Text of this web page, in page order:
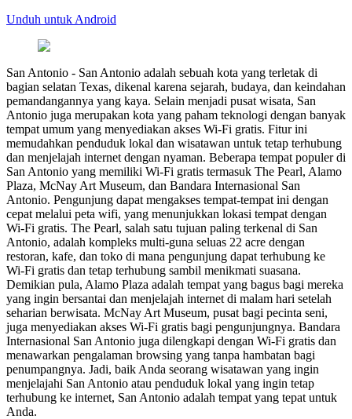
Unduh untuk Android
San Antonio - San Antonio adalah sebuah kota yang terletak di
bagian selatan Texas, dikenal karena sejarah, budaya, dan keindahan
pemandangannya yang kaya. Selain menjadi pusat wisata, San
Antonio juga merupakan kota yang paham teknologi dengan banyak
tempat umum yang menyediakan akses Wi-Fi gratis. Fitur ini
memudahkan penduduk lokal dan wisatawan untuk tetap terhubung
dan menjelajah internet dengan nyaman. Beberapa tempat populer di
San Antonio yang memiliki Wi-Fi gratis termasuk The Pearl, Alamo
Plaza, McNay Art Museum, dan Bandara Internasional San
Antonio. Pengunjung dapat mengakses tempat-tempat ini dengan
cepat melalui peta wifi, yang menunjukkan lokasi tempat dengan
Wi-Fi gratis. The Pearl, salah satu tujuan paling terkenal di San
Antonio, adalah kompleks multi-guna seluas 22 acre dengan
restoran, kafe, dan toko di mana pengunjung dapat terhubung ke
Wi-Fi gratis dan tetap terhubung sambil menikmati suasana.
Demikian pula, Alamo Plaza adalah tempat yang bagus bagi mereka
yang ingin bersantai dan menjelajah internet di malam hari setelah
seharian berwisata. McNay Art Museum, pusat bagi pecinta seni,
juga menyediakan akses Wi-Fi gratis bagi pengunjungnya. Bandara
Internasional San Antonio juga dilengkapi dengan Wi-Fi gratis dan
menawarkan pengalaman browsing yang tanpa hambatan bagi
penumpangnya. Jadi, baik Anda seorang wisatawan yang ingin
menjelajahi San Antonio atau penduduk lokal yang ingin tetap
terhubung ke internet, San Antonio adalah tempat yang tepat untuk
Anda.